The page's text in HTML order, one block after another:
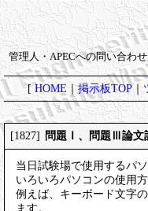
管理人・APECへの問い合わ
[HOME｜掲示板TOP｜
[1827] 問題Ⅰ、問題Ⅲ論文
当日試験場で使用するパ
いろいろパソコンの使用
例えば、キーボード文字
ます。